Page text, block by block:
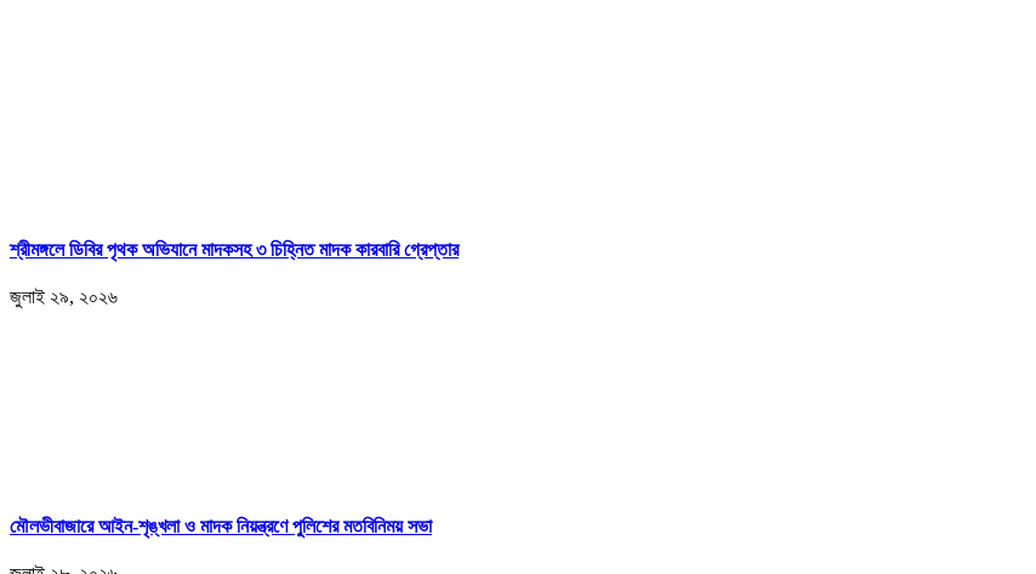
শ্রীমঙ্গলে ডিবির পৃথক অভিযানে মাদকসহ ৩ চিহ্নিত মাদক কারবারি গ্রেপ্তার
জুলাই ২৯, ২০২৬
মৌলভীবাজারে আইন-শৃঙ্খলা ও মাদক নিয়ন্ত্রণে পুলিশের মতবিনিময় সভা